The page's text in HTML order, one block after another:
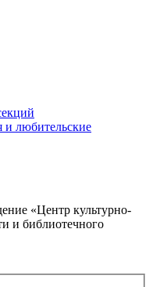
любительские
«Центр культурно-
и библиотечного